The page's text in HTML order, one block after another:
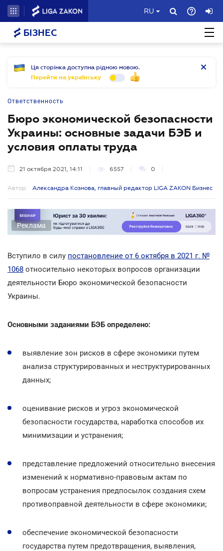
RU
БІЗНЕС
Ця сторінка доступна рідною мовою.
Перейти на українську
Ответственность
Бюро экономической безопасности
Украины: основные задачи БЭБ и
условия оплаты труда
21 октября 2021, 14:11 6557 0
Автор: Александра Кознова, главный редактор LIGA ZAKON Бизнес
Реклама
Вступило в силу постановление от 6 октября в 2021 г. №
1068 относительно некоторых вопросов организации
деятельности Бюро экономической безопасности
Украины.
Основными заданиями БЭБ определено:
выявление зон рисков в сфере экономики путем
анализа структурированных и неструктурированных
данных;
оценивание рисков и угроз экономической
безопасности государства, наработка способов их
минимизации и устранения;
представление предложений относительно внесения
изменений к нормативно-правовым актам по
вопросам устранения предпосылок создания схем
противоправной деятельности в сфере экономики;
обеспечение экономической безопасности
государства путем предотвращения, выявления,